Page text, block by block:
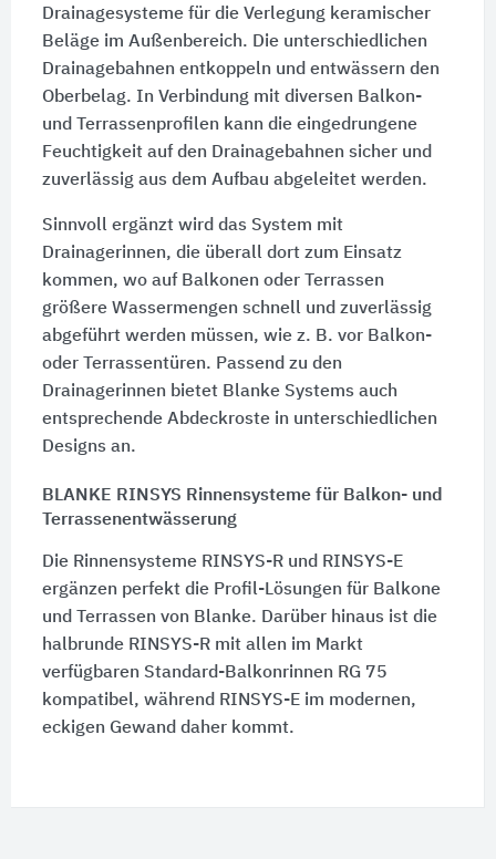
Drainagesysteme für die Verlegung keramischer
Beläge im Außenbereich. Die unterschiedlichen
Drainagebahnen entkoppeln und entwässern den
Oberbelag. In Verbindung mit diversen Balkon-
und Terrassenprofilen kann die eingedrungene
Feuchtigkeit auf den Drainagebahnen sicher und
zuverlässig aus dem Aufbau abgeleitet werden.
Sinnvoll ergänzt wird das System mit
Drainagerinnen, die überall dort zum Einsatz
kommen, wo auf Balkonen oder Terrassen
größere Wassermengen schnell und zuverlässig
abgeführt werden müssen, wie z. B. vor Balkon-
oder Terrassentüren. Passend zu den
Drainagerinnen bietet Blanke Systems auch
entsprechende Abdeckroste in unterschiedlichen
Designs an.
BLANKE RINSYS Rinnensysteme für Balkon- und
Terrassenentwässerung
Die Rinnensysteme RINSYS-R und RINSYS-E
ergänzen perfekt die Profil-Lösungen für Balkone
und Terrassen von Blanke. Darüber hinaus ist die
halbrunde RINSYS-R mit allen im Markt
verfügbaren Standard-Balkonrinnen RG 75
kompatibel, während RINSYS-E im modernen,
eckigen Gewand daher kommt.